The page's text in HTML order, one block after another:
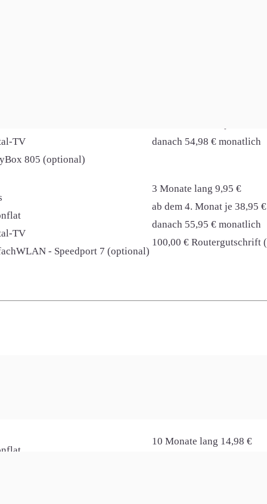
TV
805 (optional)
danach 54,98 € monatlich
TV
- Speedport 7 (optional)
3 Monate lang 9,95 €
ab dem 4. Monat je 38,95
danach 55,95 € monatlich
100,00 € Routergutschrift
Tarife aufgelistet, die in Horgau derzeit verfügbar sind.
10 Monate lang 14,98 €